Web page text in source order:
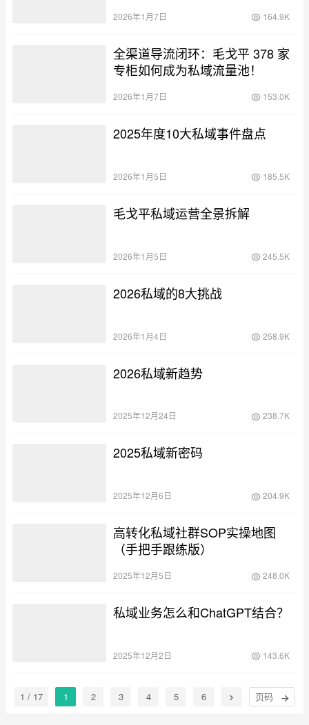
2026年1月7日 164.9K
全渠道导流闭环：毛戈平 378 家
专柜如何成为私域流量池！
2026年1月7日 153.0K
2025年度10大私域事件盘点
2026年1月5日 185.5K
毛戈平私域运营全景拆解
2026年1月5日 245.5K
2026私域的8大挑战
2026年1月4日 258.9K
2026私域新趋势
2025年12月24日 238.7K
2025私域新密码
2025年12月6日 204.9K
高转化私域社群SOP实操地图
（手把手跟练版）
2025年12月5日 248.0K
私域业务怎么和ChatGPT结合？
2025年12月2日 143.6K
1 / 17 1 2 3 4 5 6